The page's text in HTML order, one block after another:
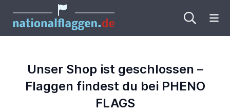
Unser Shop ist geschlossen –
Flaggen findest du bei PHENO
FLAGS